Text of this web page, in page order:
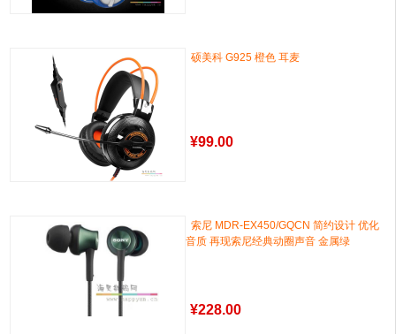
硕美科 G925 橙色 耳麦
¥99.00
索尼 MDR-EX450/GQCN 简约设计 优化
音质 再现索尼经典动圈声音 金属绿
¥228.00